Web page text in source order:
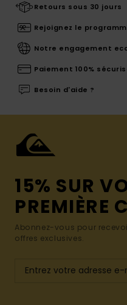
Retours sous 30 jours
Rejoignez le
Notre engagement
Paiement 100%
Besoin d'aide ?
15% SUR
PREMIÈRE
Abonnez-vous pour
offres exclusives.